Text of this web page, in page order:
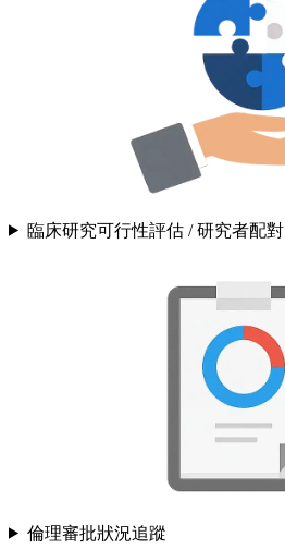
臨床研究可行性評估 / 研究者配對
倫理審批狀況追蹤